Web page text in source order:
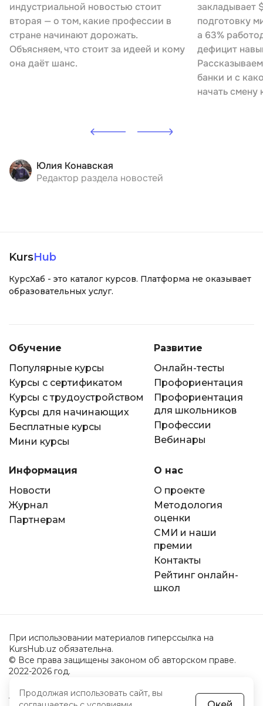
индустриальной новостью стоит
вторая — о том, какие профессии в
стране начинают дорожать.
Объясняем, что стоит за идеей и кому
она даёт шанс.
закладывает
подготовку
а 63%
дефицит
банки и с
начать смену
Юлия Конавская
Редактор раздела новостей
KursHub
КурсХаб - это каталог курсов. Платформа не оказывает
образовательных услуг.
Обучение
Популярные курсы
Курсы с сертификатом
Курсы с трудоустройством
Курсы для начинающих
Бесплатные курсы
Мини курсы
Развитие
Онлайн-тесты
Профориентация
Профориентация
для школьников
Профессии
Вебинары
Информация
Новости
Журнал
Партнерам
О нас
О проекте
Методология
оценки
СМИ и наши
премии
Контакты
Рейтинг онлайн-
школ
При использовании материалов гиперссылка на
KursHub.uz обязательна.
© Все права защищены законом об авторском праве.
2022-2026 год.
Пользовательское соглашение
Продолжая использовать сайт, вы